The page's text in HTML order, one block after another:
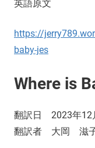
英語原文
https://
baby-jes
Where is
翻訳日 2023年12
翻訳者 大岡 滋